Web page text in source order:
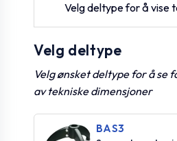
Velg deltype for å vise
Velg deltype
Velg ønsket deltype for å se
av tekniske dimensjoner
BAS3